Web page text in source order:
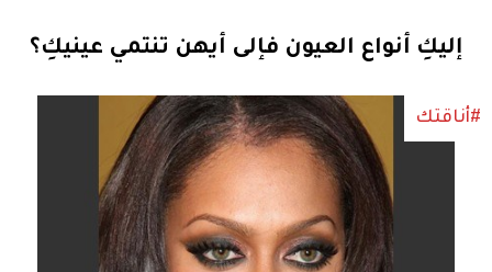
إليكِ أنواع العيون فإلى أيهن تنتمي عينيكِ؟
#أناقتك